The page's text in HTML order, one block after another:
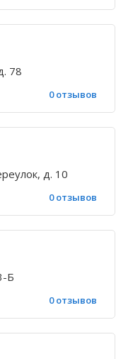
78
0 отзывов
д. 10
0 отзывов
Б
0 отзывов